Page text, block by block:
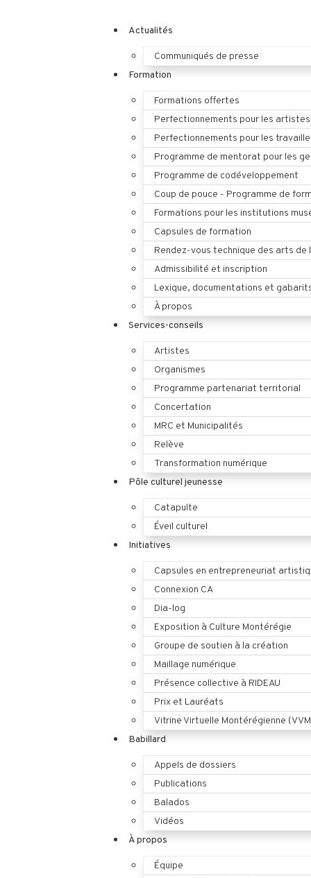
Actualités
Communiqués de presse
Formation
Formations offertes
Perfectionnements pour les artistes
Perfectionnements pour les
Programme de mentorat pour les
Programme de codéveloppement
Coup de pouce - Programme de
Formations pour les institutions
Capsules de formation
Rendez-vous technique des arts
Admissibilité et inscription
Lexique, documentations et
À propos
Services-conseils
Artistes
Organismes
Programme partenariat territorial
Concertation
MRC et Municipalités
Relève
Transformation numérique
Pôle culturel jeunesse
Catapulte
Éveil culturel
Initiatives
Capsules en entrepreneuriat
Connexion CA
Dia-log
Exposition à Culture Montérégie
Groupe de soutien à la création
Maillage numérique
Présence collective à RIDEAU
Prix et Lauréats
Vitrine Virtuelle Montérégienne
Babillard
Appels de dossiers
Publications
Balados
Vidéos
À propos
Équipe